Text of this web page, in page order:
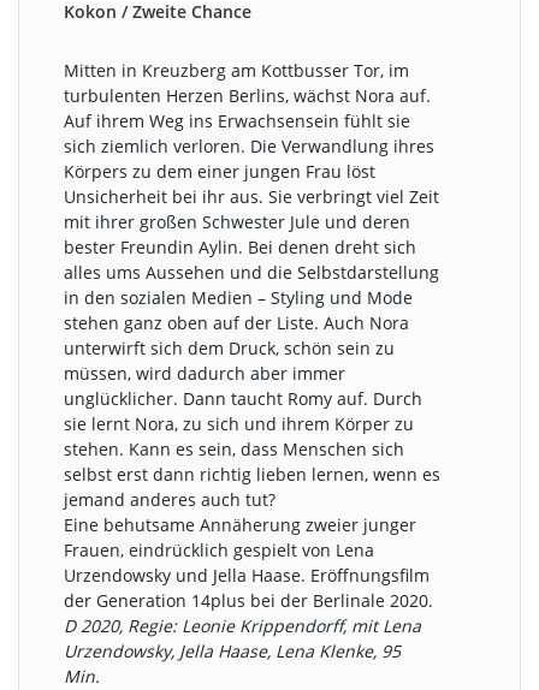
Kokon / Zweite Chance
Mitten in Kreuzberg am Kottbusser Tor, im
turbulenten Herzen Berlins, wächst Nora auf.
Auf ihrem Weg ins Erwachsensein fühlt sie
sich ziemlich verloren. Die Verwandlung ihres
Körpers zu dem einer jungen Frau löst
Unsicherheit bei ihr aus. Sie verbringt viel Zeit
mit ihrer großen Schwester Jule und deren
bester Freundin Aylin. Bei denen dreht sich
alles ums Aussehen und die Selbstdarstellung
in den sozialen Medien – Styling und Mode
stehen ganz oben auf der Liste. Auch Nora
unterwirft sich dem Druck, schön sein zu
müssen, wird dadurch aber immer
unglücklicher. Dann taucht Romy auf. Durch
sie lernt Nora, zu sich und ihrem Körper zu
stehen. Kann es sein, dass Menschen sich
selbst erst dann richtig lieben lernen, wenn es
jemand anderes auch tut?
Eine behutsame Annäherung zweier junger
Frauen, eindrücklich gespielt von Lena
Urzendowsky und Jella Haase. Eröffnungsfilm
der Generation 14plus bei der Berlinale 2020.
D 2020, Regie: Leonie Krippendorff, mit Lena
Urzendowsky, Jella Haase, Lena Klenke, 95
Min.